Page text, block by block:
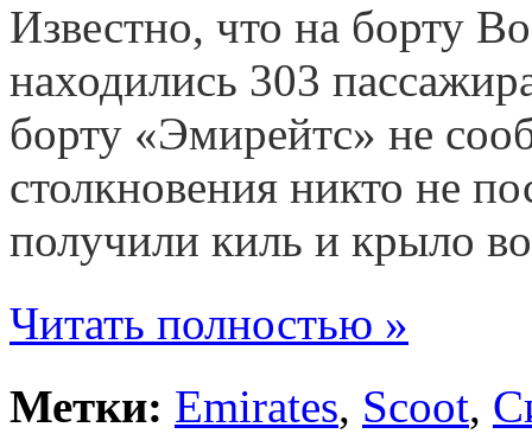
Известно, что на борту
находились 303
борту «Эмирейтс» не
столкновения никто не
получили киль и крыло
Читать полностью »
Метки: Emirates, Scoot,